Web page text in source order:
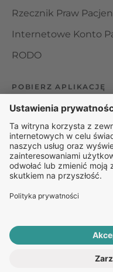
Rzecznik Praw
Internetowe Konto
RODO
POBIERZ APLIKACJĘ
Organizator udzielania
podmiotem leczniczym w
kwietnia 2011 roku o
rejestru podmiotów
numerem: 000000229172.